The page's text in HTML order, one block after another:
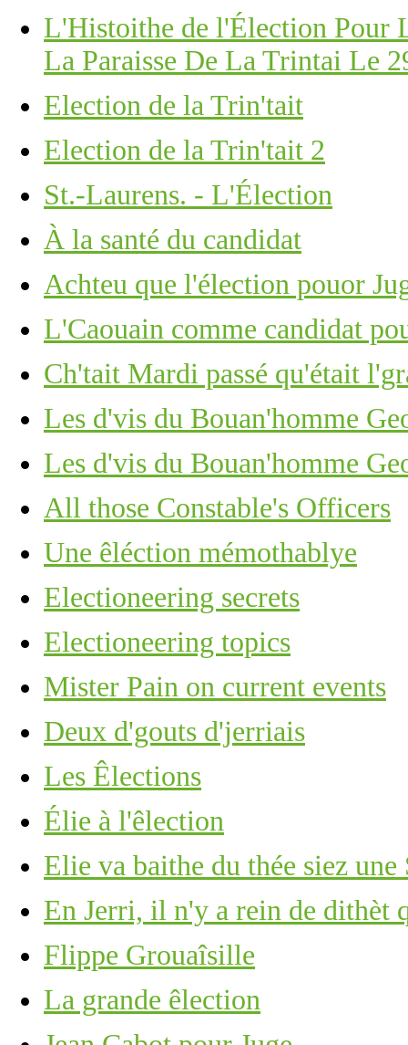
L'Histoithe de l'Élection Pour
La Paraisse De La Trintai Le
Election de la Trin'tait
Election de la Trin'tait 2
St.-Laurens. - L'Élection
À la santé du candidat
Achteu que l'élection pouor
L'Caouain comme candidat
Ch'tait Mardi passé qu'était
Les d'vis du Bouan'homme
Les d'vis du Bouan'homme
All those Constable's Officers
Une êléction mémothablye
Electioneering secrets
Electioneering topics
Mister Pain on current events
Deux d'gouts d'jerriais
Les Êlections
Élie à l'êlection
Elie va baithe du thée siez une
En Jerri, il n'y a rein de dithèt
Flippe Grouaîsille
La grande êlection